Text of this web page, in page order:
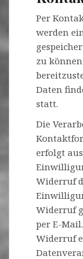
Per
werden
zu
Daten
statt.
Die
erfolgt
Widerruf
Widerruf
per E-
Widerruf